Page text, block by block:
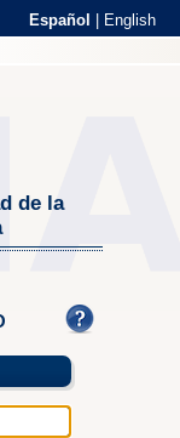
Español English
de la